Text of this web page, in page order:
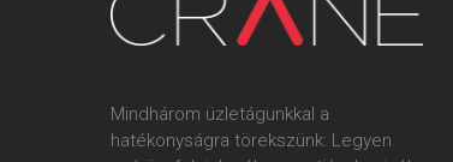
Mindhárom üzletágunkkal a
hatékonyságra törekszünk: Legyen